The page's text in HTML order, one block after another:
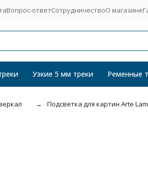
Вопрос-ответСотрудничествоО магазине
Узкие 5 мм треки Ременные
Подсветка для картин Arte